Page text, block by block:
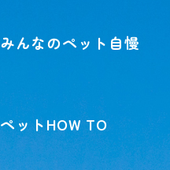
みんなのペット自慢
ペットHOW TO